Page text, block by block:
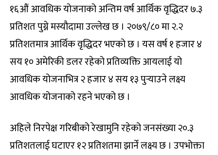
१६औं आवधिक योजनाको अन्तिम वर्ष आर्थिक वृद्धिदर ७.३
प्रतिशत पुग्ने मस्यौदामा उल्लेख छ । २०७९/८० मा २.२
प्रतिशतमात्र आर्थिक वृद्धिदर भएको छ । यस वर्ष १ हजार ४
सय १० अमेरिकी डलर रहेको प्रतिव्यक्ति आयलाई यो
आवधिक योजनाभित्र २ हजार ४ सय १३ पुर्‍याउने लक्ष्य
आवधिक योजनाको रहने भएको छ ।
अहिले निरपेक्ष गरिबीको रेखामुनि रहेको जनसंख्या २०.३
प्रतिशतलाई घटाएर १२ प्रतिशतमा झार्ने लक्ष्य छ । उपभोक्ता